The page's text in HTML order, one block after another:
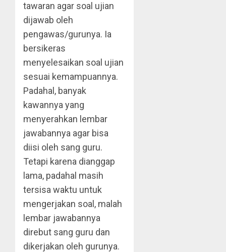
tawaran agar soal ujian
dijawab oleh
pengawas/gurunya. Ia
bersikeras
menyelesaikan soal ujian
sesuai kemampuannya.
Padahal, banyak
kawannya yang
menyerahkan lembar
jawabannya agar bisa
diisi oleh sang guru.
Tetapi karena dianggap
lama, padahal masih
tersisa waktu untuk
mengerjakan soal, malah
lembar jawabannya
direbut sang guru dan
dikerjakan oleh gurunya.